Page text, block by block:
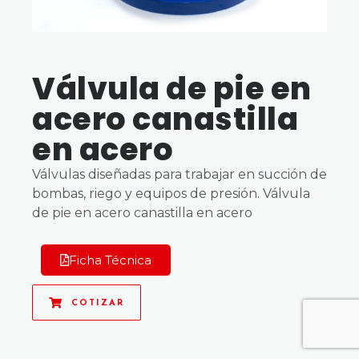
Válvula de pie en
acero canastilla
en acero
Válvulas diseñadas para trabajar en succión de
bombas, riego y equipos de presión. Válvula
de pie en acero canastilla en acero
Ficha Técnica
COTIZAR